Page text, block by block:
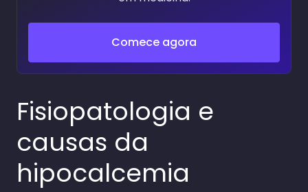
Comece agora
Fisiopatologia e
causas da
hipocalcemia